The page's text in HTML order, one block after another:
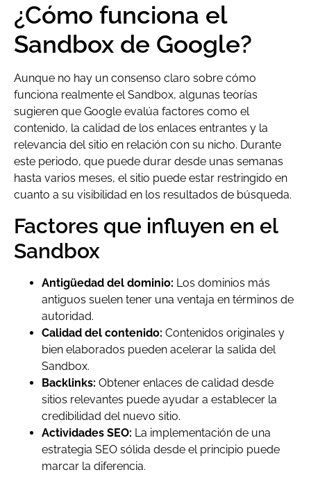
¿Cómo funciona el
Sandbox de Google?
Aunque no hay un consenso claro sobre cómo
funciona realmente el Sandbox, algunas teorías
sugieren que Google evalúa factores como el
contenido, la calidad de los enlaces entrantes y la
relevancia del sitio en relación con su nicho. Durante
este periodo, que puede durar desde unas semanas
hasta varios meses, el sitio puede estar restringido en
cuanto a su visibilidad en los resultados de búsqueda.
Factores que influyen en el
Sandbox
Antigüedad del dominio: Los dominios más
antiguos suelen tener una ventaja en términos de
autoridad.
Calidad del contenido: Contenidos originales y
bien elaborados pueden acelerar la salida del
Sandbox.
Backlinks: Obtener enlaces de calidad desde
sitios relevantes puede ayudar a establecer la
credibilidad del nuevo sitio.
Actividades SEO: La implementación de una
estrategia SEO sólida desde el principio puede
marcar la diferencia.